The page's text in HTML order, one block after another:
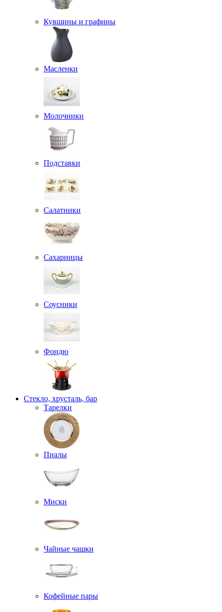
Кувшины и графины
Масленки
Молочники
Подставки
Салатники
Сахарницы
Соусники
Фондю
Стекло, хрусталь, бар
Тарелки
Пиалы
Миски
Чайные чашки
Кофейные пары